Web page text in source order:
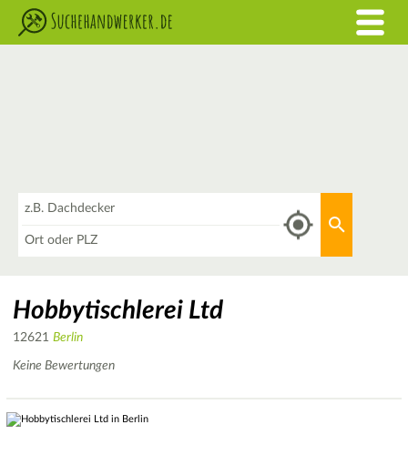
Hobbytischlerei Ltd
12621 Berlin
Keine Bewertungen